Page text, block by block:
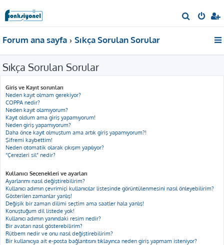
r
Forum ana sayfa Sıkça Sorulan Sorular
Sıkça Sorulan Sorular
Giriş ve Kayıt sorunları
Neden kayıt olmam gerekiyor?
COPPA nedir?
Neden kayıt olamıyorum?
Kayıt oldum ama giriş yapamıyorum!
Neden giriş yapamıyorum?
Daha önce kayıt olmuştum ama artık giriş yapamıyorum?!
Şifremi kaybettim!
Neden otomatik olarak çıkışım yapılıyor?
“Çerezleri sil” nedir?
Kullanıcı Seçenekleri ve ayarları
Ayarlarımı nasıl değiştirebilirim?
Kullanıcı adımın çevrimiçi kullanıcılar listesinde görüntülenmesini nasıl önleyebilirim?
Gösterilen zamanlar yanlış!
Değişik bir zaman dilimi seçtim ama saatler hala yanlış!
Konuştuğum dil listede yok!
Kullanıcı adımın yanındaki resim nedir?
Bir avatarı nasıl gösterebilirim?
Rütbem nedir ve onu nasıl değiştirebilirim?
Bir kullanıcıya ait e-posta bağlantısını tıklayınca neden giriş yapmam isteniyor?